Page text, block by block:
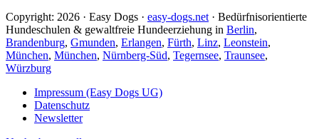
Copyright: 2026 · Easy Dogs · easy-dogs.net· Bedürfnisorientierte
Hundeschulen & gewaltfreie Hundeerziehung in Berlin,
Brandenburg, Gmunden, Erlangen, Fürth, Linz, Leonstein,
München, München, Nürnberg-Süd, Tegernsee, Traunsee,
Würzburg
Impressum (Easy Dogs UG)
Datenschutz
Newsletter